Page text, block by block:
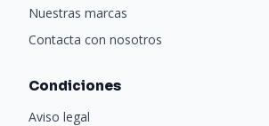
Nuestras marcas
Contacta con nosotros
Condiciones
Aviso legal